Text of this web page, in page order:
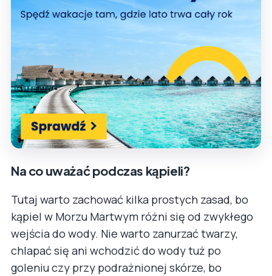
Na co uważać podczas kąpieli?
Tutaj warto zachować kilka prostych zasad, bo
kąpiel w Morzu Martwym różni się od zwykłego
wejścia do wody. Nie warto zanurzać twarzy,
chlapać się ani wchodzić do wody tuż po
goleniu czy przy podrażnionej skórze, bo